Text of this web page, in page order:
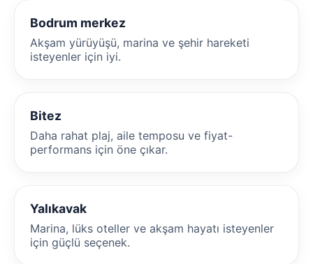
Bodrum merkez
Akşam yürüyüşü, marina ve şehir hareketi
isteyenler için iyi.
Bitez
Daha rahat plaj, aile temposu ve fiyat-
performans için öne çıkar.
Yalıkavak
Marina, lüks oteller ve akşam hayatı isteyenler
için güçlü seçenek.